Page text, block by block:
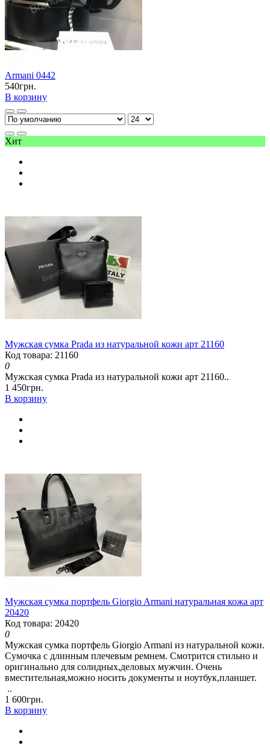
Armani 0442
540грн.
В корзину
Хит
Мужская сумка Prada из натуральной кожи арт 21160
Код товара: 21160
0
Мужская сумка Prada из натуральной кожи арт 21160..
1 450грн.
В корзину
Мужская сумка портфель Giorgio Armani натуральная кожа арт
20420
Код товара: 20420
0
Мужская сумка портфель Giorgio Armani из натуральной кожи.
Сумочка с длинным плечевым ремнем. Смотрится стильно и
оригинально для солидных,деловых мужчин. Очень
вместительная,можно носить документы и ноутбук,планшет.
..
1 600грн.
В корзину